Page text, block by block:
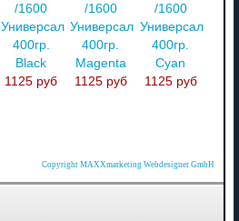
/1600
Универсал
400гр.
Black
1125 руб
/1600
Универсал
400гр.
Magenta
1125 руб
/1600
Универсал
400гр.
Cyan
1125 руб
Copyright MAXXmarketing Webdesigner GmbH